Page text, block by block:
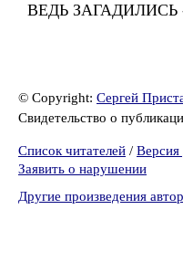
ВЕДЬ
© Copyright: Сергей
Свидетельство о
Список читателей / Версия
Заявить о нарушении
Другие произведения